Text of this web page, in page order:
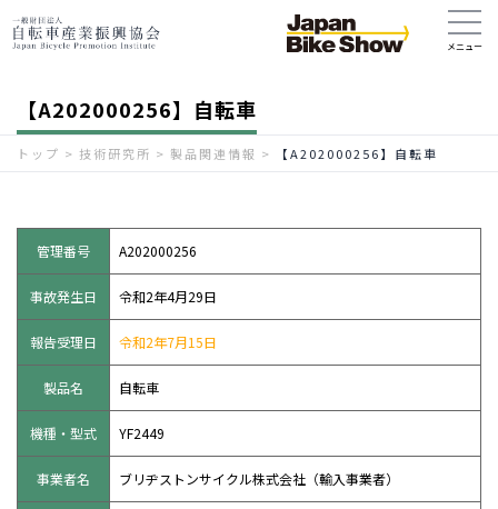
【A202000256】自転車
トップ > 技術研究所 > 製品関連情報 > 【A202000256】自転車
管理番号 A202000256
事故発生日 令和2年4月29日
報告受理日 令和2年7月15日
製品名 自転車
機種・型式 YF2449
事業者名 ブリヂストンサイクル株式会社（輸入事業者）